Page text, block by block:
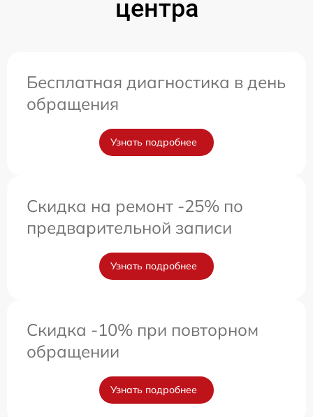
центра
Бесплатная диагностика в день
обращения
Узнать подробнее
Скидка на ремонт -25% по
предварительной записи
Узнать подробнее
Скидка -10% при повторном
обращении
Узнать подробнее